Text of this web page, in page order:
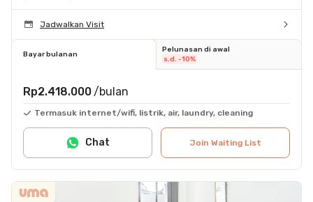
Jadwalkan Visit
Bayar bulanan
Pelunasan di awal
s.d. -10%
Rp2.418.000 /bulan
Termasuk internet/wifi, listrik, air, laundry, cleaning
Join Waiting List
Chat